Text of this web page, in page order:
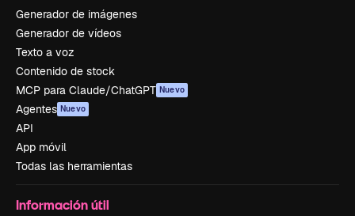
Generador de imágenes
Generador de vídeos
Texto a voz
Contenido de stock
MCP para Claude/ChatGPT Nuevo
Agentes Nuevo
API
App móvil
Todas las herramientas
Información útil